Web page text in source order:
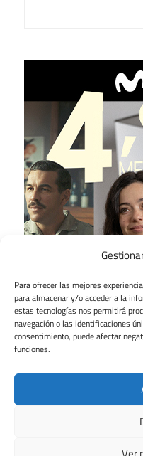
Para ofrecer las mejores
para almacenar y/o acceder a la
estas tecnologías nos permitirá
navegación o las identificaciones
consentimiento, puede afectar
funciones.